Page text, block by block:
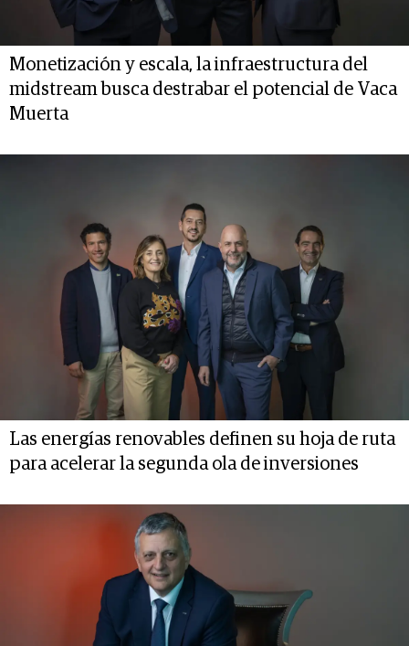
Monetización y escala, la infraestructura del
midstream busca destrabar el potencial de Vaca
Muerta
Las energías renovables definen su hoja de ruta
para acelerar la segunda ola de inversiones